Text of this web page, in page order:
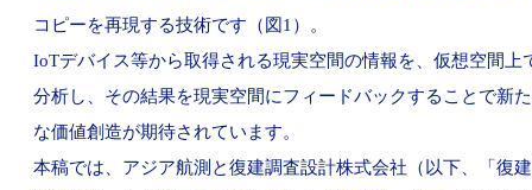
コピーを再現する技術です（図1）。
IoTデバイス等から取得される現実空間の情報を、仮想空間上
分析し、その結果を現実空間にフィードバックすることで新た
な価値創造が期待されています。
本稿では、アジア航測と復建調査設計株式会社（以下、「復建